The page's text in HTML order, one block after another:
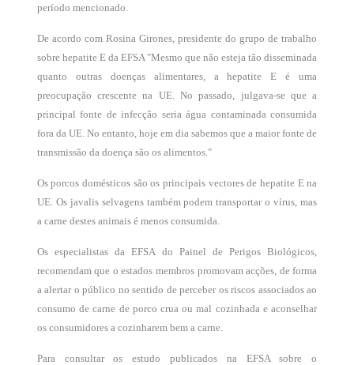
período mencionado.
De acordo com Rosina Girones, presidente do grupo de trabalho
sobre hepatite E da EFSA "Mesmo que não esteja tão disseminada
quanto outras doenças alimentares, a hepatite E é uma
preocupação crescente na UE. No passado, julgava-se que a
principal fonte de infecção seria água contaminada consumida
fora da UE. No entanto, hoje em dia sabemos que a maior fonte de
transmissão da doença são os alimentos."
Os porcos domésticos são os principais vectores de hepatite E na
UE. Os javalis selvagens também podem transportar o vírus, mas
a carne destes animais é menos consumida.
Os especialistas da EFSA do Painel de Perigos Biológicos,
recomendam que o estados membros promovam acções, de forma
a alertar o público no sentido de perceber os riscos associados ao
consumo de carne de porco crua ou mal cozinhada e aconselhar
os consumidores a cozinharem bem a carne.
Para consultar os estudo publicados na EFSA sobre o